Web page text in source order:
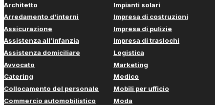
Architetto
Arredamento d'interni
Assicurazione
Assistenza all’infanzia
Assistenza domiciliare
Avvocato
Catering
Collocamento del personale
Commercio automobilistico
Impianti solari
Impresa di costruzioni
Impresa di pulizie
Impresa di traslochi
Logistica
Marketing
Medico
Mobili per ufficio
Moda